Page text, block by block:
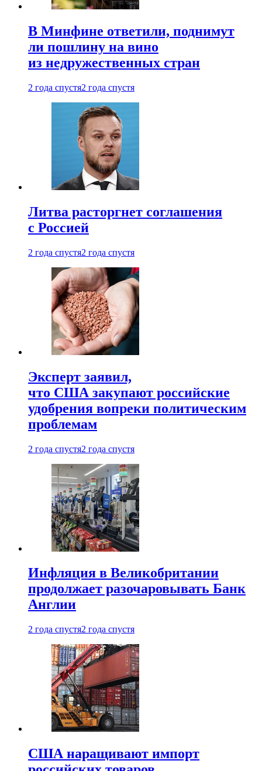
В Минфине ответили, поднимут
ли пошлину на вино
из недружественных стран
2 года спустя2 года спустя
Литва расторгнет соглашения
с Россией
2 года спустя2 года спустя
Эксперт заявил,
что США закупают российские
удобрения вопреки политическим
проблемам
2 года спустя2 года спустя
Инфляция в Великобритании
продолжает разочаровывать Банк
Англии
2 года спустя2 года спустя
США наращивают импорт